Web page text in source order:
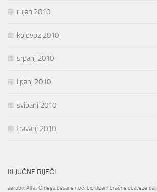
rujan 2010
kolovoz 2010
srpanj 2010
lipanj 2010
svibanj 2010
travanj 2010
KLJUČNE RIJEČI
aerobik Alfa i Omega besane noći biciklizam bračne obaveze